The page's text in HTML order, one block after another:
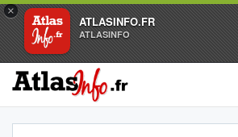
×
ATLASINFO.FR
ATLASINFO